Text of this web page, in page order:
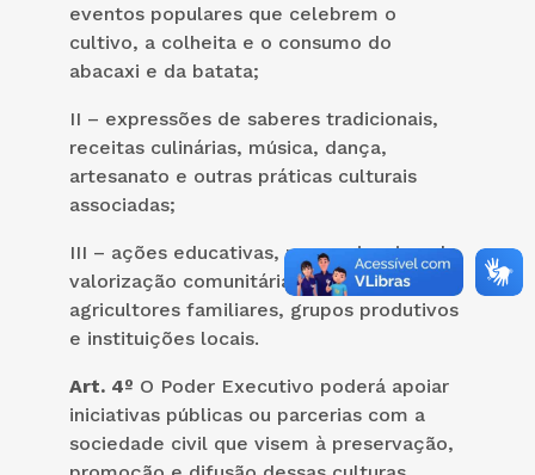
eventos populares que celebrem o
cultivo, a colheita e o consumo do
abacaxi e da batata;
II – expressões de saberes tradicionais,
receitas culinárias, música, dança,
artesanato e outras práticas culturais
associadas;
III – ações educativas, promocionais e de
valorização comunitária que envolvam
agricultores familiares, grupos produtivos
e instituições locais.
Art. 4º O Poder Executivo poderá apoiar
iniciativas públicas ou parcerias com a
sociedade civil que visem à preservação,